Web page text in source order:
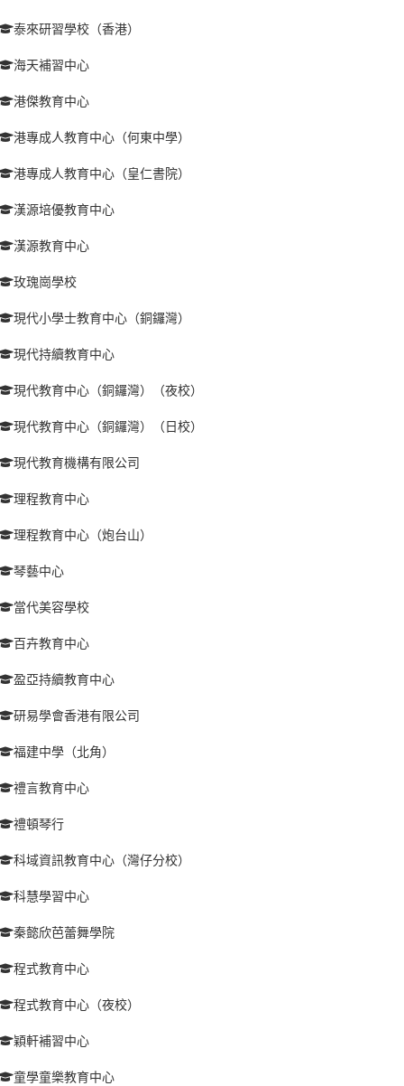
泰來研習學校（香港）
海天補習中心
港傑教育中心
港專成人教育中心（何東中學）
港專成人教育中心（皇仁書院）
漢源培優教育中心
漢源教育中心
玫瑰崗學校
現代小學士教育中心（銅鑼灣）
現代持續教育中心
現代教育中心（銅鑼灣）（夜校）
現代教育中心（銅鑼灣）（日校）
現代教育機構有限公司
理程教育中心
理程教育中心（炮台山）
琴藝中心
當代美容學校
百卉教育中心
盈亞持續教育中心
研易學會香港有限公司
福建中學（北角）
禮言教育中心
禮頓琴行
科域資訊教育中心（灣仔分校）
科慧學習中心
秦懿欣芭蕾舞學院
程式教育中心
程式教育中心（夜校）
穎軒補習中心
童學童樂教育中心